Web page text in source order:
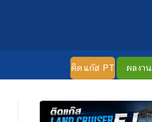
ติดแก๊ส PT ผลงาน